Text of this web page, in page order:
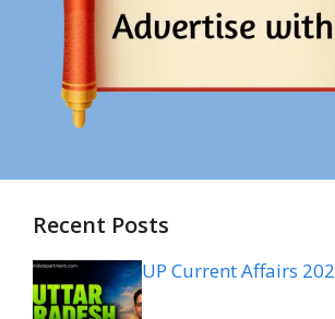
Recent Posts
UP Current Affairs